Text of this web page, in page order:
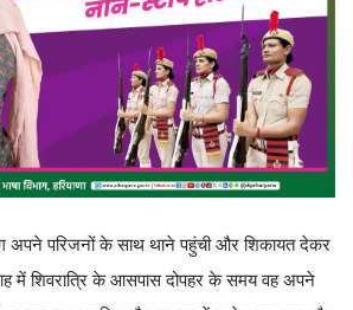
अपने परिजनों के साथ थाने पहुंची और शिकायत देकर
में शिवरात्रि के आसपास दोपहर के समय वह अपने